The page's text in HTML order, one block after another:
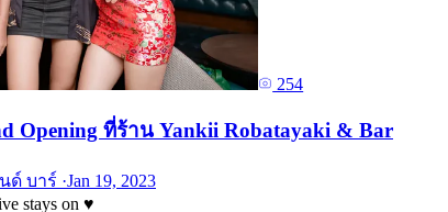
254
Opening ที่ร้าน Yankii Robatayaki & Bar
ด์ บาร์ ·Jan 19, 2023
stays on ♥